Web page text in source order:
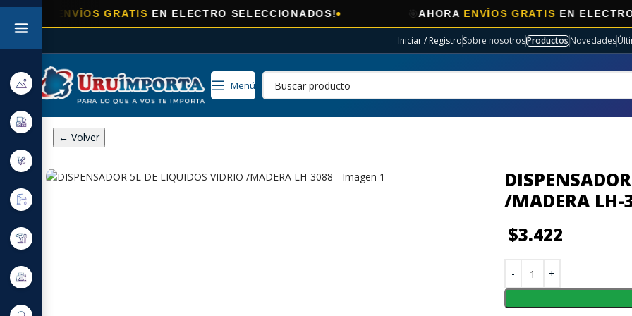
ENVÍOS GRATIS EN ELECTRO SELECCIONADOS! AHORA ENVÍOS GRATIS EN ELECTRO
Iniciar / RegistroSobre nosotrosProductosNovedades
Menú
← Volver
/MADERA LH-
$3.422